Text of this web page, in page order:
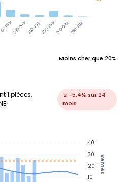
160-180k180-200k200-220k220-240k240-260k260-280k
Moins cher que 20%
1 pièces,
↘ -5.4% sur 24
mois
40
30
20
10
Ventes